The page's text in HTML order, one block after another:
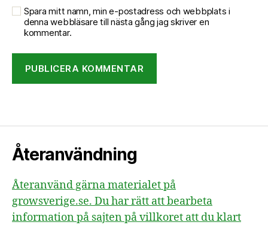
Spara mitt namn, min e-postadress och webbplats i
denna webbläsare till nästa gång jag skriver en
kommentar.
Återanvändning
Återanvänd gärna materialet på
growsverige.se. Du har rätt att bearbeta
information på sajten på villkoret att du klart